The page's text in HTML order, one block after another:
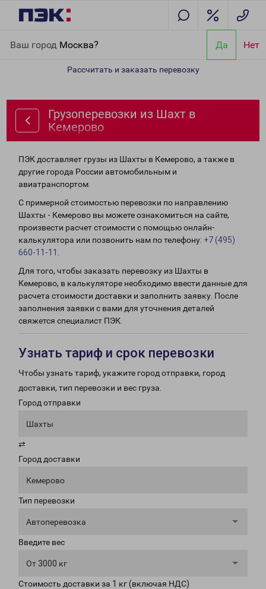
Ваш город Москва? Да Нет
Рассчитать и заказать перевозку
Грузоперевозки из Шахт в
Кемерово
ПЭК доставляет грузы из Шахты в Кемерово, а также в
другие города России автомобильным и
авиатранспортом.
С примерной стоимостью перевозки по направлению
Шахты - Кемерово вы можете ознакомиться на сайте,
произвести расчет стоимости с помощью онлайн-
калькулятора или позвонить нам по телефону: +7 (495)
660-11-11
Для того, чтобы заказать перевозку из Шахты в
Кемерово, в калькуляторе необходимо ввести данные для
расчета стоимости доставки и заполнить заявку. После
заполнения заявки с вами для уточнения деталей
свяжется специалист ПЭК.
Узнать тариф и срок перевозки
Чтобы узнать тариф, укажите город отправки, город
доставки, тип перевозки и вес груза.
Город отправки
Шахты
⇄
Город доставки
Кемерово
Тип перевозки
Автоперевозка
Введите вес
От 3000 кг
Стоимость доставки за 1 кг (включая НДС)